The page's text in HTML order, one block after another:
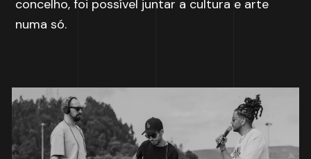
concelho, foi possível juntar a cultura e arte
numa só.